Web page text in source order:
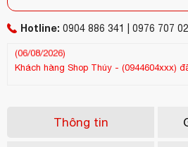
Hotline: 0904 886 341 | 0976 707
Khách hàng
(13/07/2026)
Thông tin